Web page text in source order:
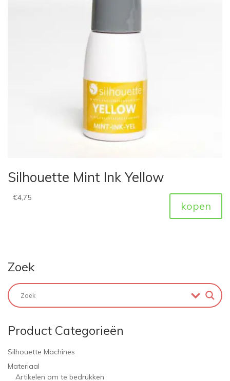
Silhouette Mint Ink Yellow
€4,75
kopen
Zoek
Product Categorieën
Silhouette Machines
Materiaal
Artikelen om te bedrukken